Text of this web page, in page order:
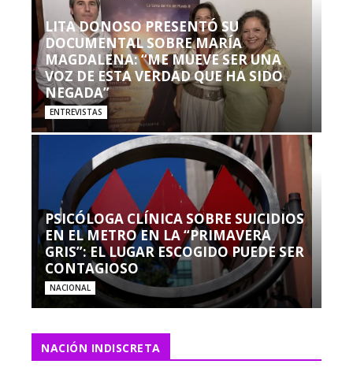
LITA DONOSO PRESENTÓ SU
DOCUMENTAL SOBRE MARÍA
MAGDALENA: “ME MUEVE SER UNA
VOZ DE ESTA VERDAD QUE HA SIDO
NEGADA”
ENTREVISTAS
PSICÓLOGA CLÍNICA SOBRE SUICIDIOS
EN EL METRO EN LA “PRIMAVERA
GRIS”: EL LUGAR ESCOGIDO PUEDE SER
CONTAGIOSO
NACIONAL
NACIÓN INDISCRETA